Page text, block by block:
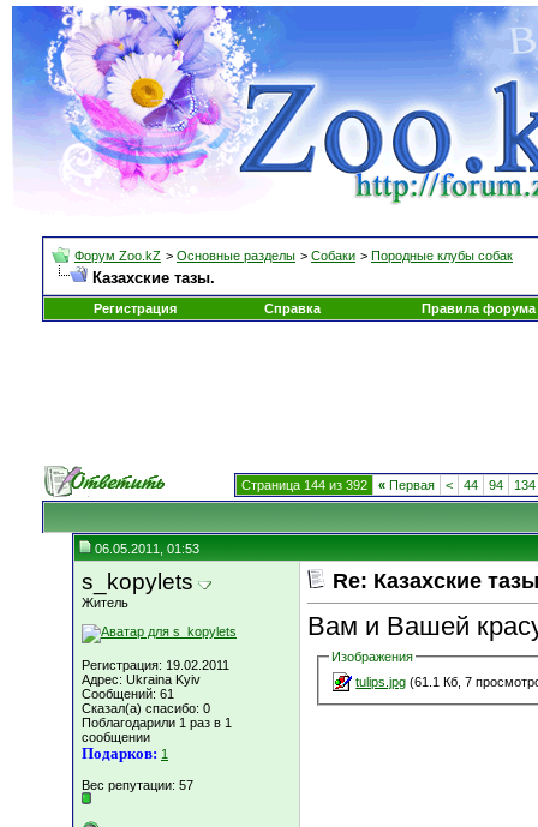
Форум Zoo.kZ > Основные разделы > Собаки > Породные клубы собак
Казахские тазы.
Регистрация Справка Правила форума
Страница 144 из 392 « Первая < 44 94 134
06.05.2011, 01:53
s_kopylets
Житель
Регистрация: 19.02.2011
Адрес: Ukraina Kyiv
Сообщений: 61
Сказал(а) спасибо: 0
Поблагодарили 1 раз в 1
сообщении
Подарков: 1
Вес репутации: 57
Re: Казахские
Вам и Вашей
Изображения
tulips.jpg (61.1 Кб, 7